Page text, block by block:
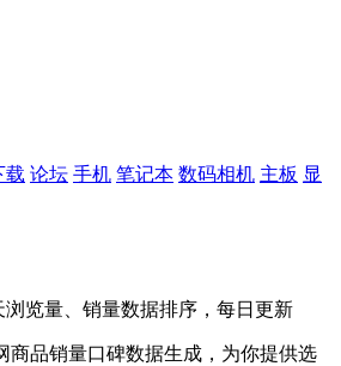
载 论坛 手机 笔记本 数码相机 主板 显
览量、销量数据排序，每日更新
商品销量口碑数据生成，为你提供选